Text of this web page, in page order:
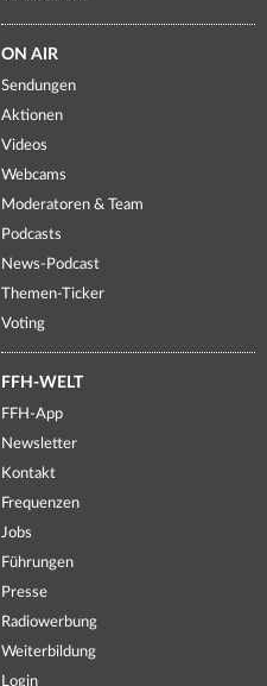
ON AIR
Sendungen
Aktionen
Videos
Webcams
Moderatoren & Team
Podcasts
News-Podcast
Themen-Ticker
Voting
FFH-WELT
FFH-App
Newsletter
Kontakt
Frequenzen
Jobs
Führungen
Presse
Radiowerbung
Weiterbildung
Login